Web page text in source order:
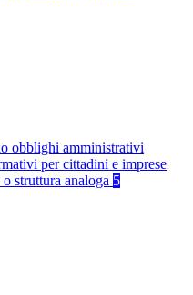
obblighi amministrativi
per cittadini e imprese
struttura analoga 5